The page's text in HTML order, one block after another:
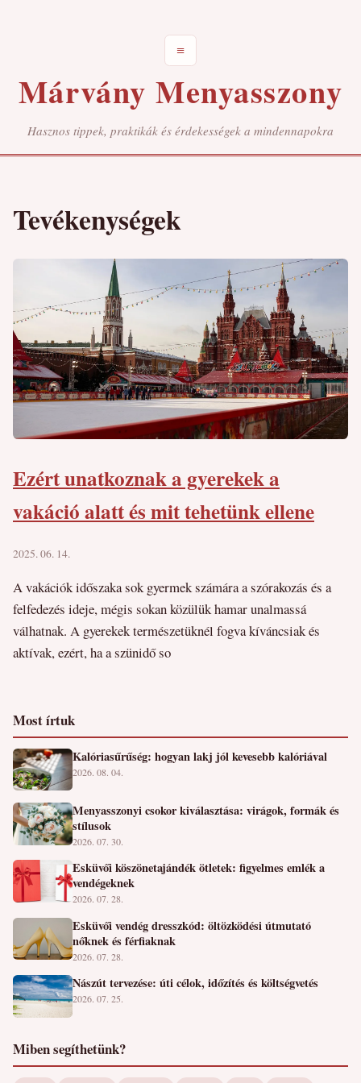
≡
Márvány Menyasszony
Hasznos tippek, praktikák és érdekességek a mindennapokra
Tevékenységek
Ezért unatkoznak a gyerekek a
vakáció alatt és mit tehetünk ellene
2025. 06. 14.
A vakációk időszaka sok gyermek számára a szórakozás és a
felfedezés ideje, mégis sokan közülük hamar unalmassá
válhatnak. A gyerekek természetüknél fogva kíváncsiak és
aktívak, ezért, ha a szünidő so
Most írtuk
Kalóriasűrűség: hogyan lakj jól kevesebb kalóriával
2026. 08. 04.
Menyasszonyi csokor kiválasztása: virágok, formák és
stílusok
2026. 07. 30.
Esküvői köszönetajándék ötletek: figyelmes emlék a
vendégeknek
2026. 07. 28.
Esküvői vendég dresszkód: öltözködési útmutató
nőknek és férfiaknak
2026. 07. 28.
Nászút tervezése: úti célok, időzítés és költségvetés
2026. 07. 25.
Miben segíthetünk?